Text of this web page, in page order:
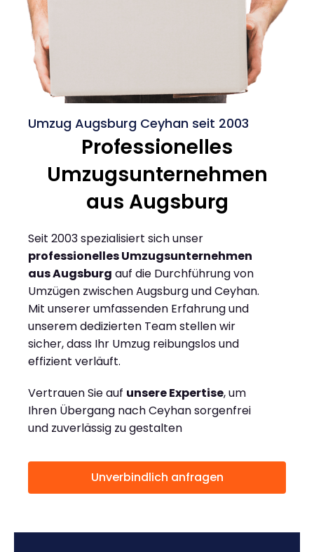
Umzug Augsburg Ceyhan seit 2003
Professionelles
Umzugsunternehmen
aus Augsburg
Seit 2003 spezialisiert sich unser
professionelles Umzugsunternehmen
aus Augsburg auf die Durchführung von
Umzügen zwischen Augsburg und Ceyhan.
Mit unserer umfassenden Erfahrung und
unserem dedizierten Team stellen wir
sicher, dass Ihr Umzug reibungslos und
effizient verläuft.
Vertrauen Sie auf unsere Expertise, um
Ihren Übergang nach Ceyhan sorgenfrei
und zuverlässig zu gestalten
Unverbindlich anfragen